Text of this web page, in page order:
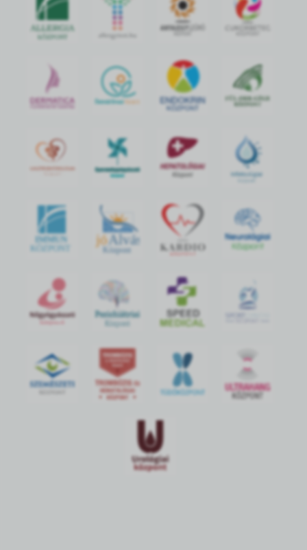
IMMUN
KÖZPONT
jó Alvás
Központ